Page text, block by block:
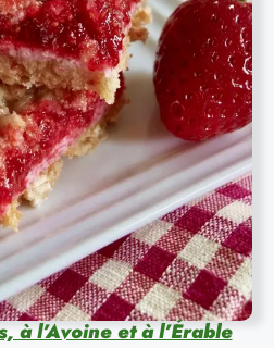
à l’Avoine et à l’Érable